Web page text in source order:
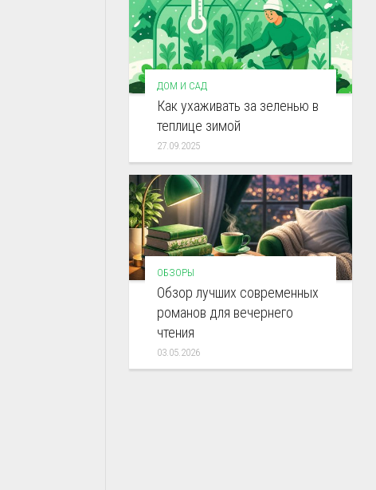
ДОМ И САД
Как ухаживать за зеленью в
теплице зимой
27.09.2025
ОБЗОРЫ
Обзор лучших современных
романов для вечернего
чтения
03.05.2026